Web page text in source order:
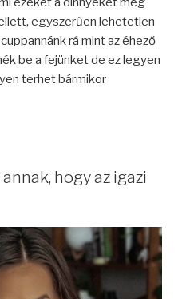
egyszerűen lehetetlen
rá mint az éhező
be a fejünket de ez legyen
terhet bármikor
hogy az igazi